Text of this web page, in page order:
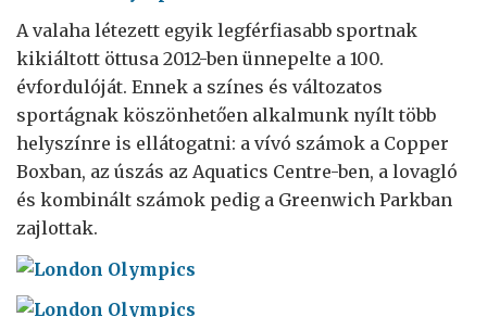
A valaha létezett egyik legférfiasabb sportnak
kikiáltott öttusa 2012-ben ünnepelte a 100.
évfordulóját. Ennek a színes és változatos
sportágnak köszönhetően alkalmunk nyílt több
helyszínre is ellátogatni: a vívó számok a Copper
Boxban, az úszás az Aquatics Centre-ben, a lovagló
és kombinált számok pedig a Greenwich Parkban
zajlottak.